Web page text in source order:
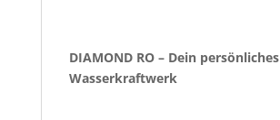
DIAMOND RO – Dein persönliches
Wasserkraftwerk